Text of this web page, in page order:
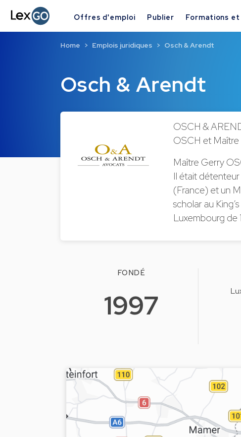
Offres d'emploi Publier Formations
Osch & Arendt
Home Emplois juridiques Osch & Arendt
OSCH &
OSCH et Maître
Maître Gerry
Il était détenteur
(France) et un
scholar au
Luxembourg de
FONDÉ
1997